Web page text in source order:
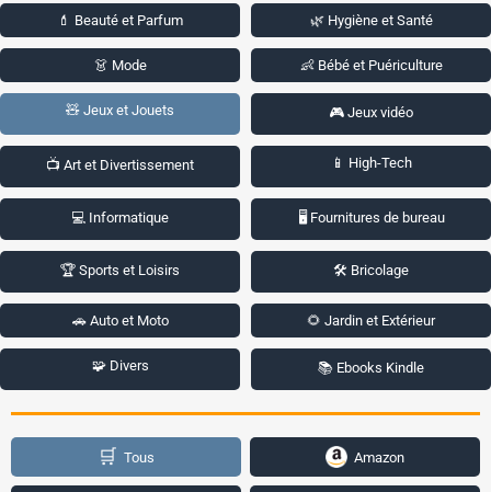
💄 Beauté et Parfum 🌿 Hygiène et Santé
👗 Mode 👶 Bébé et Puériculture
🧸 Jeux et Jouets 🎮 Jeux vidéo
📺 Art et Divertissement 📱 High-Tech
💻 Informatique 🖥️ Fournitures de bureau
🏆 Sports et Loisirs 🛠️ Bricolage
🚗 Auto et Moto 🌻 Jardin et Extérieur
🧩 Divers 📚 Ebooks Kindle
🛒 Tous Amazon